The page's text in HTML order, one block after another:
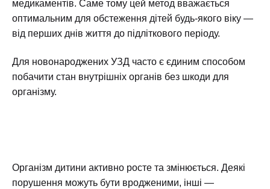
медикаментів. Саме тому цей метод вважається
оптимальним для обстеження дітей будь-якого віку —
від перших днів життя до підліткового періоду.
Для новонароджених УЗД часто є єдиним способом
побачити стан внутрішніх органів без шкоди для
організму.
Організм дитини активно росте та змінюється. Деякі
порушення можуть бути вродженими, інші —